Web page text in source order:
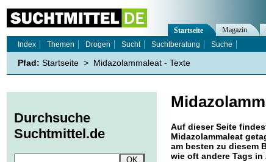
Auf dieser Seite
Midazolammaleat
am besten zu diesem
wie oft andere Tags
Startseite Magazin
Index
Themen Drogen Sucht Suchtberatung Suche
Pfad: Startseite > Midazolammaleat - Texte
Durchsuche
Suchtmittel.de